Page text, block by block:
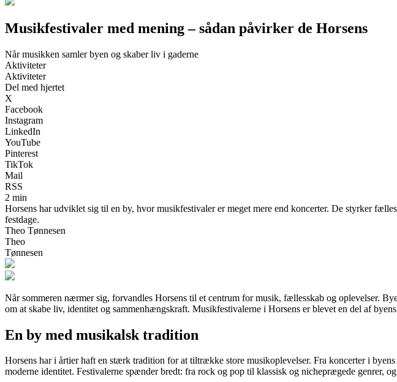
Musikfestivaler med mening – sådan påvirker de Horsens
Når musikken samler byen og skaber liv i gaderne
Aktiviteter
Aktiviteter
Del med hjertet
X
Facebook
Instagram
LinkedIn
YouTube
Pinterest
TikTok
Mail
RSS
2 min
Horsens har udviklet sig til en by, hvor musikfestivaler er meget mere end koncerter. De styrker
festdage.
Theo Tønnesen
Theo
Tønnesen
Når sommeren nærmer sig, forvandles Horsens til et centrum for musik, fællesskab og oplevelser.
om at skabe liv, identitet og sammenhængskraft. Musikfestivalerne i Horsens er blevet en del af
En by med musikalsk tradition
Horsens har i årtier haft en stærk tradition for at tiltrække store musikoplevelser. Fra koncerter i
moderne identitet. Festivalerne spænder bredt: fra rock og pop til klassisk og nicheprægede genrer,